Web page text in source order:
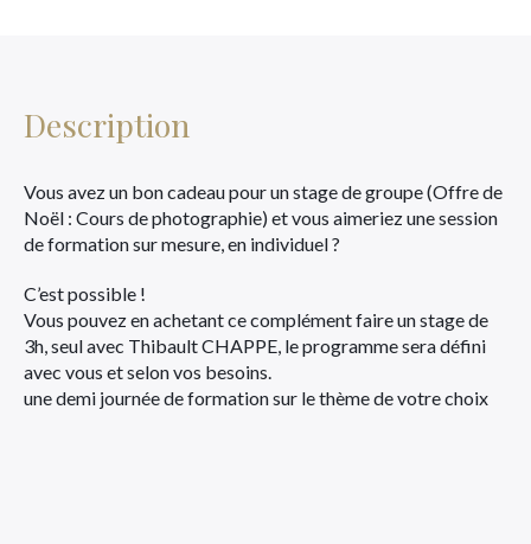
Description
Vous avez un bon cadeau pour un stage de groupe (Offre de
Noël : Cours de photographie) et vous aimeriez une session
de formation sur mesure, en individuel ?
C’est possible !
Vous pouvez en achetant ce complément faire un stage de
3h, seul avec Thibault CHAPPE, le programme sera défini
avec vous et selon vos besoins.
une demi journée de formation sur le thème de votre choix